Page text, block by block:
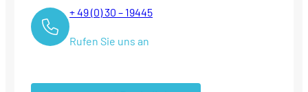
+ 49 (0) 30 – 19445
Rufen Sie uns an